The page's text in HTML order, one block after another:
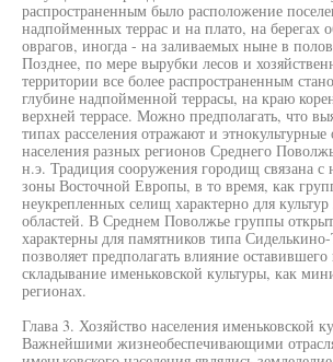
распространенным было расположение
надпойменных террас и на плато, на берегах
оврагов, иногда - на заливаемых ныне в
Позднее, по мере вырубки лесов и
территории все более распространенным
глубине надпойменной террасы, на краю
верхней террасе. Можно предполагать, что
типах расселения отражают и этнокультурные
населения разных регионов Среднего
н.э. Традиция сооружения городищ связана с
зоны Восточной Европы, в то время, как
неукрепленных селищ характерно для
областей. В Среднем Поволжье группы
характерны для памятников типа
позволяет предполагать влияние
складывание именьковской культуры, как
регионах.
Глава 3. Хозяйство населения именьковской
Важнейшими жизнеобеспечивающими